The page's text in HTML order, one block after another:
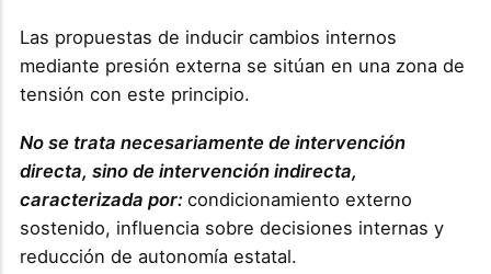
Las propuestas de inducir cambios internos
mediante presión externa se sitúan en una zona de
tensión con este principio.
No se trata necesariamente de intervención
directa, sino de intervención indirecta,
caracterizada por: condicionamiento externo
sostenido, influencia sobre decisiones internas y
reducción de autonomía estatal.